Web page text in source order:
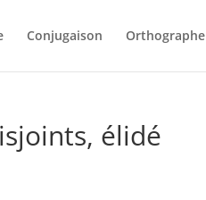
Conjugaison Orthographe
élidé